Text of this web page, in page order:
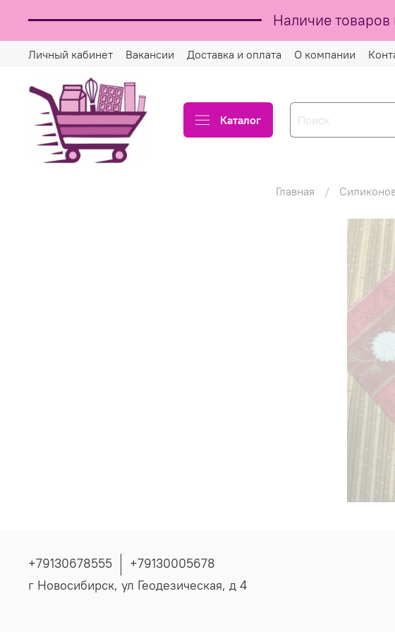
Наличие товаров
Личный кабинет Вакансии Доставка и оплата О компании
Каталог
Главная
+79130678555
+79130005678
г Новосибирск, ул Геодезическая, д 4